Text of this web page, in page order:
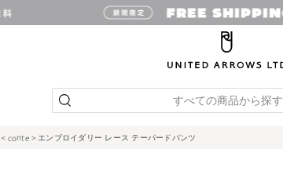
すべての商品から探す
＜conte＞エンブロイダリー レース テーパードパンツ